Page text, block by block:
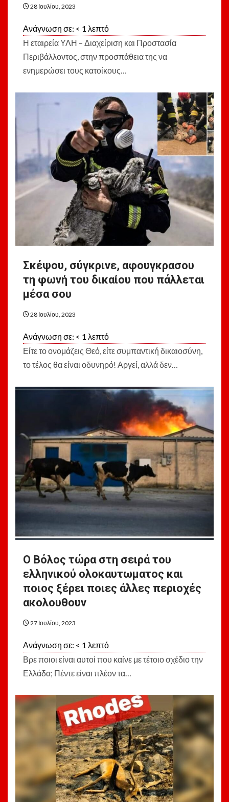
28 Ιουλίου, 2023
Ανάγνωση σε: < 1 λεπτό
Η εταιρεία ΥΛΗ – Διαχείριση και Προστασία
Περιβάλλοντος, στην προσπάθεια της να
ενημερώσει τους κατοίκους…
Σκέψου, σύγκρινε, αφουγκρασου
τη φωνή του δικαίου που πάλλεται
μέσα σου
28 Ιουλίου, 2023
Ανάγνωση σε: < 1 λεπτό
Είτε το ονομάζεις Θεό, είτε συμπαντική δικαιοσύνη,
το τέλος θα είναι οδυνηρό! Αργεί, αλλά δεν…
Ο Βόλος τώρα στη σειρά του
ελληνικού ολοκαυτωματος και
ποιος ξέρει ποιες άλλες περιοχές
ακολουθουν
27 Ιουλίου, 2023
Ανάγνωση σε: < 1 λεπτό
Βρε ποιοι είναι αυτοί που καίνε με τέτοιο σχέδιο την
Ελλάδα; Πέντε είναι πλέον τα…